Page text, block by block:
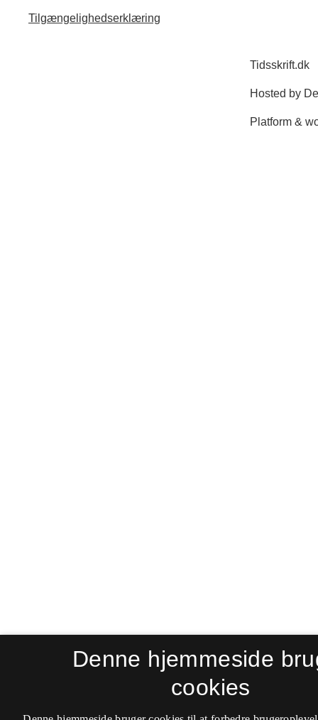
Tilgængelighedserklæring
Denne hjemmeside
cookies